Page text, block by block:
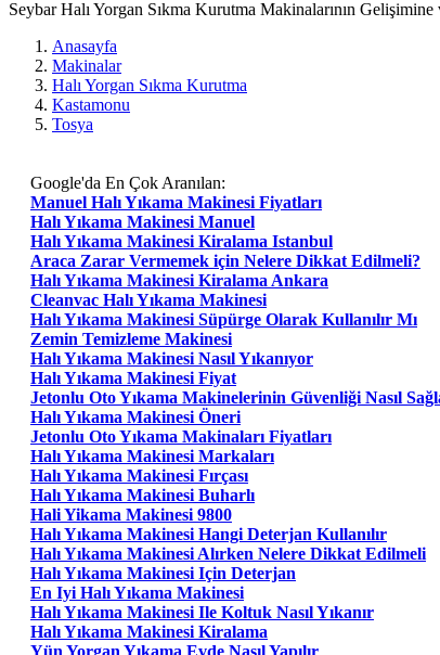
Seybar Halı Yorgan Sıkma Kurutma Makinalarının
Anasayfa
Makinalar
Halı Yorgan Sıkma Kurutma
Kastamonu
Tosya
Google'da En Çok Aranılan:
Manuel Halı Yıkama Makinesi Fiyatları
Halı Yıkama Makinesi Manuel
Halı Yıkama Makinesi Kiralama Istanbul
Araca Zarar Vermemek için Nelere Dikkat Edilmeli?
Halı Yıkama Makinesi Kiralama Ankara
Cleanvac Halı Yıkama Makinesi
Halı Yıkama Makinesi Süpürge Olarak Kullanılır Mı
Zemin Temizleme Makinesi
Halı Yıkama Makinesi Nasıl Yıkanıyor
Halı Yıkama Makinesi Fiyat
Jetonlu Oto Yıkama Makinelerinin Güvenliği Nasıl
Halı Yıkama Makinesi Öneri
Jetonlu Oto Yıkama Makinaları Fiyatları
Halı Yıkama Makinesi Markaları
Halı Yıkama Makinesi Fırçası
Halı Yıkama Makinesi Buharlı
Hali Yikama Makinesi 9800
Halı Yıkama Makinesi Hangi Deterjan Kullanılır
Halı Yıkama Makinesi Alırken Nelere Dikkat Edilmeli
Halı Yıkama Makinesi Için Deterjan
En Iyi Halı Yıkama Makinesi
Halı Yıkama Makinesi Ile Koltuk Nasıl Yıkanır
Halı Yıkama Makinesi Kiralama
Yün Yorgan Yıkama Evde Nasıl Yapılır